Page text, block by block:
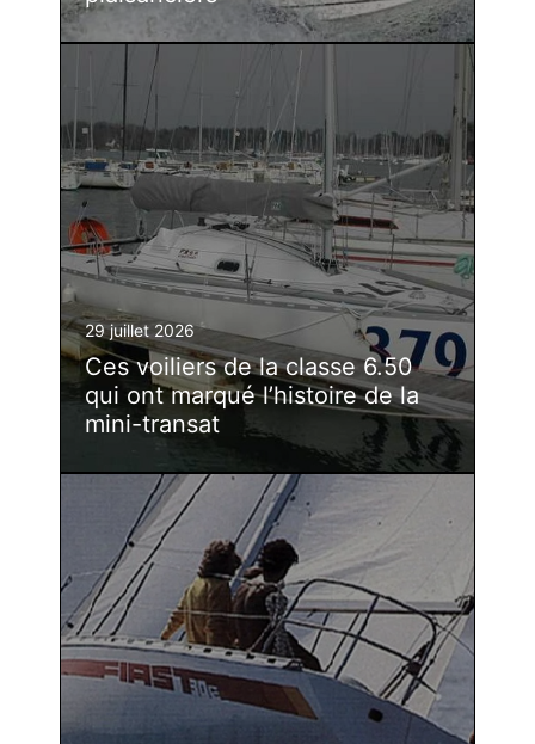
29 juillet 2026
Ces voiliers de la classe 6.50
qui ont marqué l’histoire de la
mini-transat